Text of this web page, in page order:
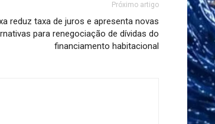
Próximo artigo
reduz taxa de juros e apresenta novas
para renegociação de dívidas do
financiamento habitacional